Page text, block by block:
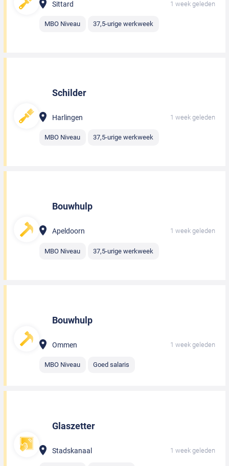
Sittard 1 week geleden
MBO Niveau 37,5-urige werkweek
Schilder
Harlingen 1 week geleden
MBO Niveau 37,5-urige werkweek
Bouwhulp
Apeldoorn 1 week geleden
MBO Niveau 37,5-urige werkweek
Bouwhulp
Ommen 1 week geleden
MBO Niveau Goed salaris
Glaszetter
Stadskanaal 1 week geleden